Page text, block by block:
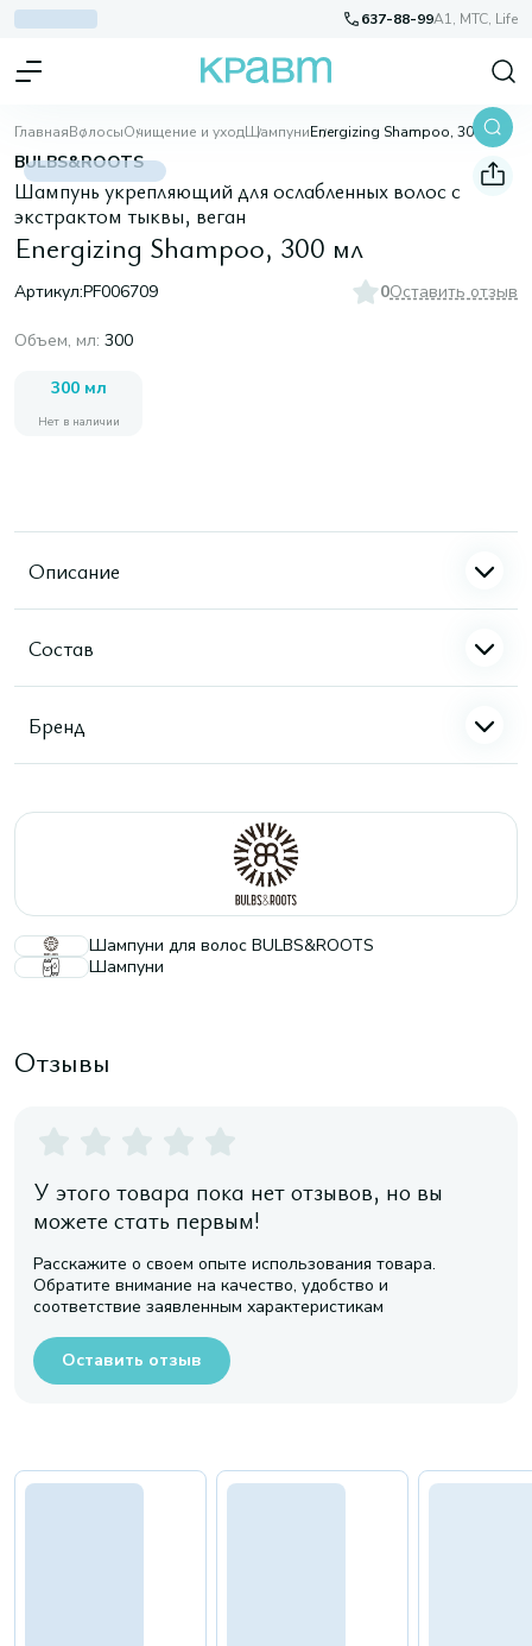
637-88-99A1, МТС, Life
ГлавнаяВолосыОчищение и уходШампуниEnergizing Shampoo, 300 мл
BULBS&ROOTS
Шампунь укрепляющий для ослабленных волос с
экстрактом тыквы, веган
Energizing Shampoo, 300 мл
Артикул:PF006709 0Оставить отзыв
Объем, мл: 300
300 мл
Нет в наличии
Описание
Состав
Бренд
Шампуни для волос BULBS&ROOTS
Шампуни
Отзывы
У этого товара пока нет отзывов, но вы
можете стать первым!
Расскажите о своем опыте использования товара.
Обратите внимание на качество, удобство и
соответствие заявленным характеристикам
Оставить отзыв